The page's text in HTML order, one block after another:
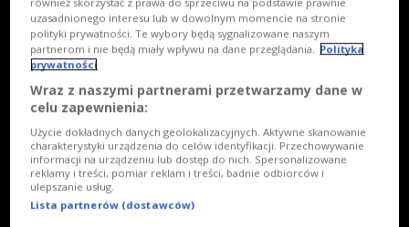
również skorzystać z prawa do sprzeciwu na podstawie prawnie
uzasadnionego interesu lub w dowolnym momencie na stronie
polityki prywatności. Te wybory będą sygnalizowane naszym
partnerom i nie będą miały wpływu na dane przeglądania. Polityka
prywatności
Wraz z naszymi partnerami przetwarzamy dane w
celu zapewnienia:
Użycie dokładnych danych geolokalizacyjnych. Aktywne skanowanie
charakterystyki urządzenia do celów identyfikacji. Przechowywanie
informacji na urządzeniu lub dostęp do nich. Spersonalizowane
reklamy i treści, pomiar reklam i treści, badnie odbiorców i
ulepszanie usług.
Lista partnerów (dostawców)